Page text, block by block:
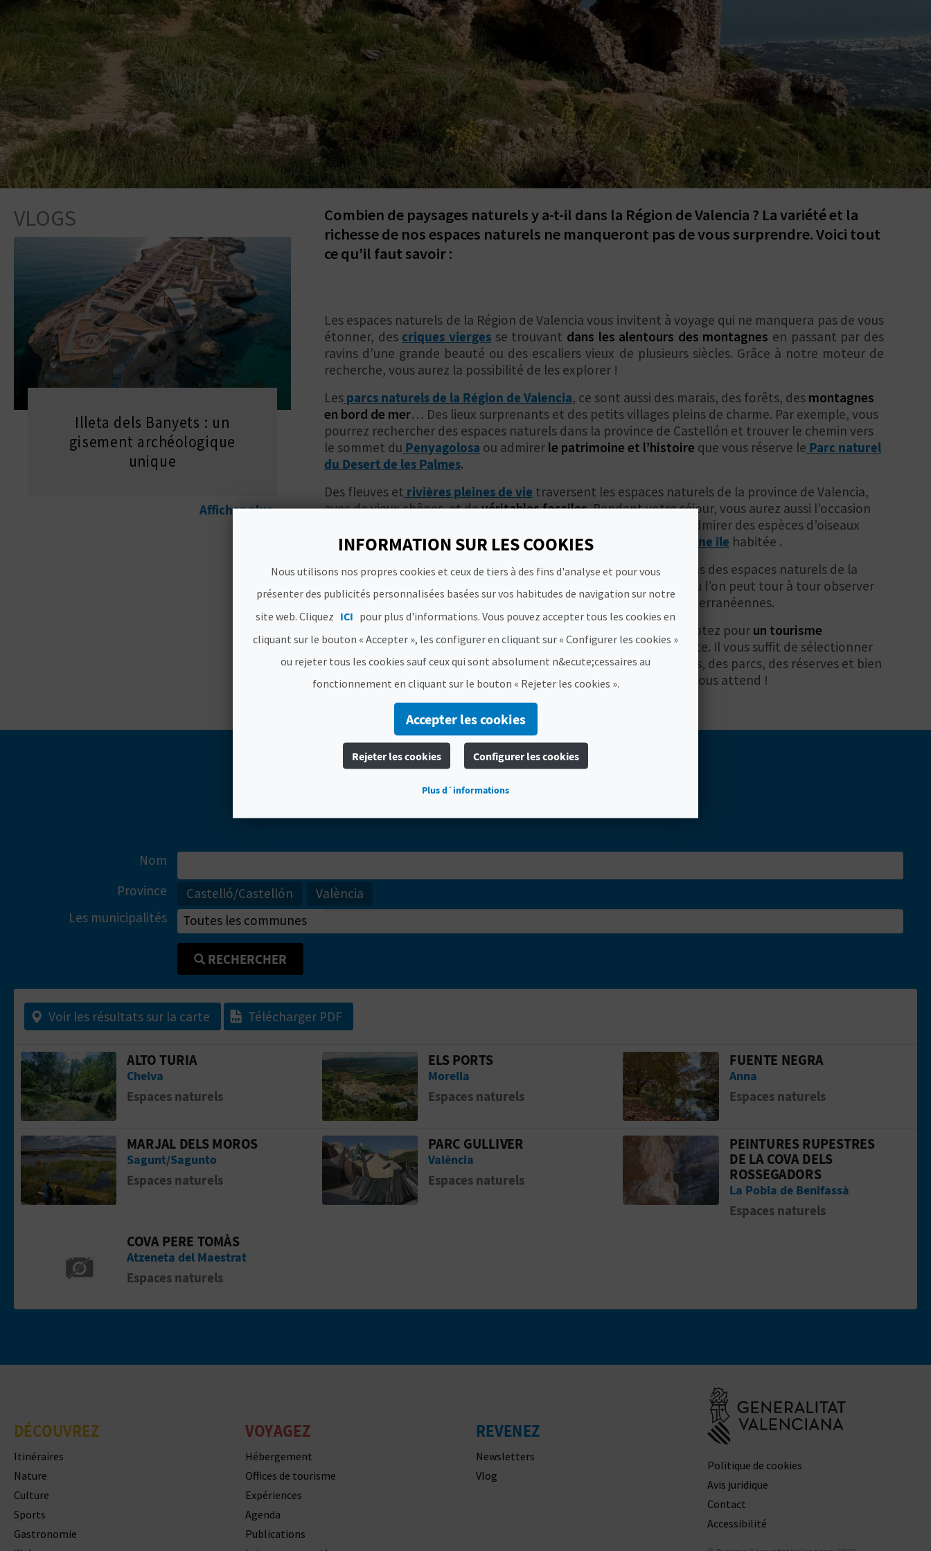
VLOGS
Illeta dels Banyets : un
gisement archéologique
unique
Afficher plus
Combien de paysages naturels y a-t-il dans la Région de Valencia ? La variété et la
richesse de nos espaces naturels ne manqueront pas de vous surprendre. Voici tout
ce qu’il faut savoir :
Les espaces naturels de la Région de Valencia vous invitent à voyage qui ne manquera pas de vous
étonner, des criques viergesse trouvant dans les alentours des montagnes en passant par des
ravins d’une grande beauté ou des escaliers vieux de plusieurs siècles. Grâce à notre moteur de
recherche, vous aurez la possibilité de les explorer !
Les parcs naturels de la Région de Valencia, ce sont aussi des marais, des forêts, des montagnes
en bord de mer… Des lieux surprenants et des petits villages pleins de charme. Par exemple, vous
pourrez rechercher des espaces naturels dans la province de Castellón et trouver le chemin vers
le sommet du Penyagolosa ou admirer le patrimoine et l’histoire que vous réserve le Parc naturel
du Desert de les Palmes.
Des fleuves et rivières pleines de vie traversent les espaces naturels de la province de Valencia,
avec de vieux chênes et devéritables fossiles. Pendant votre séjour, vous aurez aussi l’occasion
de parcourir les espaces naturels de la province d’Alicante pour admirer des espèces d’oiseaux
dans lesanciens marais salantset la beauté des fonds marins d’une île habitée .
Bien des escapades sont nécessaires pour explorer tous les recoins des espaces naturels de la
Région de Valencia.
Une destination naturelle de premier ordre
où l’on peut tour à tour observer
le vol des vautours ou suivre les pistes des dernières jungles méditerranéennes.
Laissez-vous envoûter par la nature de la Région de Valencia et optez pour un tourisme
respectueux et enrichissant , avecle sport en guise de protagoniste. Il vous suffit de sélectionner
un lieu dans notre moteur de recherche pour découvrir des jardins, des parcs, des réserves et bien
plus encore. Le paysage en constante évolution de notre région vous attend !
TROUVEZ
Nom
Province
Castelló/Castellón
València
Les municipalités
RECHERCHER
Voir les résultats sur la carte Télécharger PDF
Aller &agrave; la pageAlto Turia
ALTO TURIA
Chelva
Espaces naturels
Aller &agrave; la pageEls Ports
ELS PORTS
Morella
Espaces naturels
Aller &agrave; la pageFuente Negra
FUENTE NEGRA
Anna
Espaces naturels
Aller &agrave; la pageMarjal dels Moros
MARJAL DELS MOROS
Sagunt/Sagunto
Espaces naturels
Aller &agrave; la pageParc Gulliver
PARC GULLIVER
València
Espaces naturels
Aller &agrave; la pagePeintures
PEINTURES RUPESTRES
DE LA COVA DELS
ROSSEGADORS
La Pobla de Benifassà
Espaces naturels
Aller &agrave; la pageCova Pere Tomàs
COVA PERE TOMÀS
Atzeneta del Maestrat
Espaces naturels
DÉCOUVREZ
Itinéraires
Nature
Culture
Sports
Gastronomie
VOYAGEZ
Hébergement
Offices de tourisme
Expériences
Agenda
Publications
REVENEZ
Newsletters
Vlog
Politique de cookies
Avis juridique
Contact
Accessibilité
INFORMATION SUR LES COOKIES
Nous utilisons nos propres cookies et ceux de tiers à des fins d'analyse et pour vous
présenter des publicités personnalisées basées sur vos habitudes de navigation sur notre
site web. Cliquez ICI pour plus d'informations. Vous pouvez accepter tous les cookies en
cliquant sur le bouton « Accepter », les configurer en cliquant sur « Configurer les cookies »
ou rejeter tous les cookies sauf ceux qui sont absolument n&ecute;cessaires au
fonctionnement en cliquant sur le bouton « Rejeter les cookies ».
Accepter les cookies
Rejeter les cookies Configurer les cookies
Plus d´informations